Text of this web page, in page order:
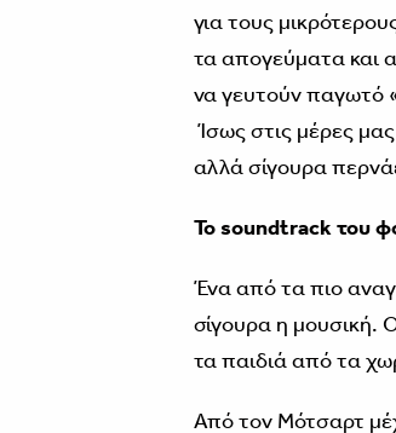
για τους
τα απογεύματα και
να γευτούν παγωτό
Ίσως στις μέρες
αλλά σίγουρα
Το soundtrack του
Ένα από τα πιο
σίγουρα η μουσική.
τα παιδιά από τα
Από τον Μότσαρτ